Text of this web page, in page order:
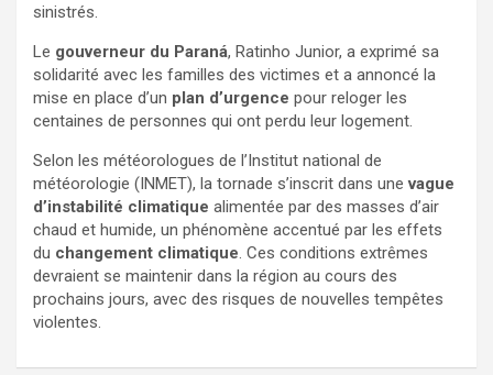
sinistrés.
Le gouverneur du Paraná, Ratinho Junior, a exprimé sa
solidarité avec les familles des victimes et a annoncé la
mise en place d’un plan d’urgence pour reloger les
centaines de personnes qui ont perdu leur logement.
Selon les météorologues de l’Institut national de
météorologie (INMET), la tornade s’inscrit dans unevague
d’instabilité climatique alimentée par des masses d’air
chaud et humide, un phénomène accentué par les effets
du changement climatique. Ces conditions extrêmes
devraient se maintenir dans la région au cours des
prochains jours, avec des risques de nouvelles tempêtes
violentes.